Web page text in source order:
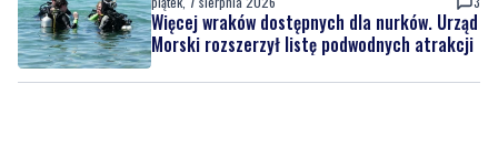
Więcej wraków dostępnych dla nurków. Urząd
Morski rozszerzył listę podwodnych atrakcji